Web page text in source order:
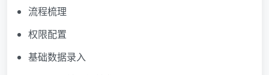
流程梳理
权限配置
基础数据录入